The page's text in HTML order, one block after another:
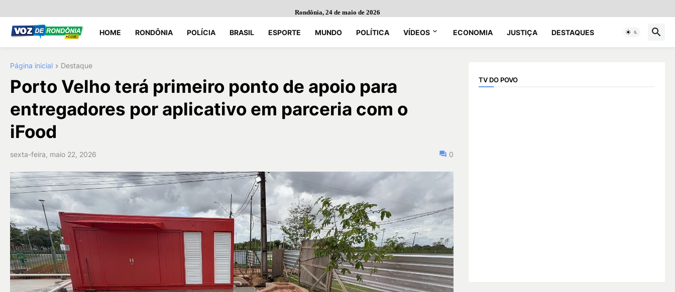
Rondônia, 24 de maio de 2026
HOME RONDÔNIA POLÍCIA BRASIL ESPORTE MUNDO POLÍTICA VÍDEOS ECONOMIA JUSTIÇA DESTAQUES
Página inicial Destaque
Porto Velho terá primeiro ponto de apoio para
entregadores por aplicativo em parceria com o
iFood
sexta-feira, maio 22, 2026 0
TV DO POVO